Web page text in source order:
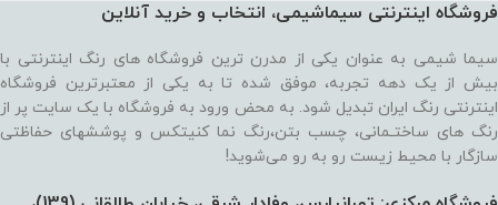
فروشگاه اینترنتی سیماشیمی، انتخاب و خرید آنلاین
سیما شیمی به عنوان یکی از مدرن ترین فروشگاه های رنگ اینترنتی با
بیش از یک دهه تجربه، موفق شده تا به یکی از معتبرترین فروشگاه
اینترنتی رنگ ایران تبدیل شود. به محض ورود به فروشگاه با یک سایت پر از
رنگ های ساختـمانی، چسب بتن،‌رنگ نما کنیتکس و پوششهای حفاظتی
سازگار با محیط زیست رو به رو می‌شوید!